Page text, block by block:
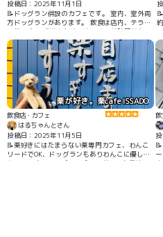
投稿日：2025年11月1日
📝ドッグラン併設のカフェです。 室内、室外両
方ドッグランがあります。 飲食は店内、テラス
可能です。 犬好きなオーナーさんが時間がある
時に構ってくれます。 トリミングも併設してい
るので、トリミング前後はドッグランが無料に
なります。 各種イベントもあります。詳しくは
Instagramへ。 お店の専用アプリもあります。
栗が好き。栗cafe ISSADO
飲食店・カフェ
はるちゃんとさん
投稿日：2025年11月5日
📝栗好きにはたまらない栗専門カフェ、わんこ
リードでOK、ドッグランもありわんこに優しい
カフェです、モンブランパフェがとても美味し
飲